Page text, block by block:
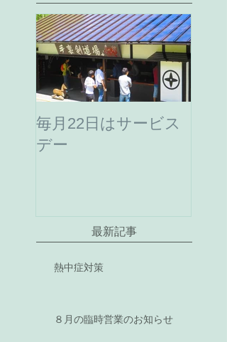
毎月22日はサービス
デー
最新記事
熱中症対策
８月の臨時営業のお知らせ